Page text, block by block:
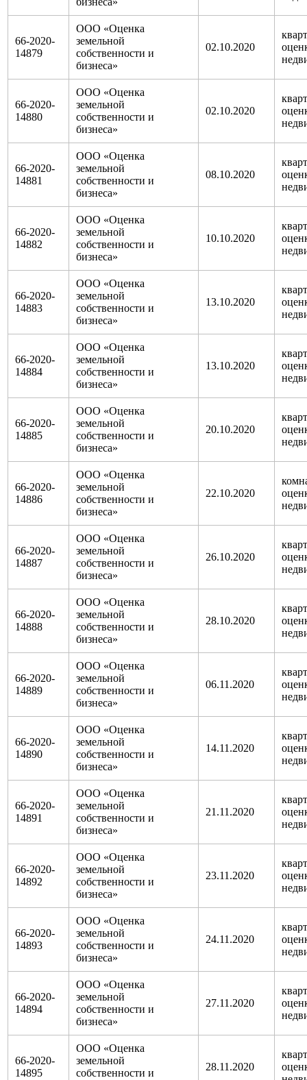
66-2020-
14879
ООО «Оценка
земельной
собственности и
бизнеса»
02.10.2020
66-2020-
14880
ООО «Оценка
земельной
собственности и
бизнеса»
02.10.2020
66-2020-
14881
ООО «Оценка
земельной
собственности и
бизнеса»
08.10.2020
66-2020-
14882
ООО «Оценка
земельной
собственности и
бизнеса»
10.10.2020
66-2020-
14883
ООО «Оценка
земельной
собственности и
бизнеса»
13.10.2020
66-2020-
14884
ООО «Оценка
земельной
собственности и
бизнеса»
13.10.2020
66-2020-
14885
ООО «Оценка
земельной
собственности и
бизнеса»
20.10.2020
66-2020-
14886
ООО «Оценка
земельной
собственности и
бизнеса»
22.10.2020
66-2020-
14887
ООО «Оценка
земельной
собственности и
бизнеса»
26.10.2020
66-2020-
14888
ООО «Оценка
земельной
собственности и
бизнеса»
28.10.2020
66-2020-
14889
ООО «Оценка
земельной
собственности и
бизнеса»
06.11.2020
66-2020-
14890
ООО «Оценка
земельной
собственности и
бизнеса»
14.11.2020
66-2020-
14891
ООО «Оценка
земельной
собственности и
бизнеса»
21.11.2020
66-2020-
14892
ООО «Оценка
земельной
собственности и
бизнеса»
23.11.2020
66-2020-
14893
ООО «Оценка
земельной
собственности и
бизнеса»
24.11.2020
66-2020-
14894
ООО «Оценка
земельной
собственности и
бизнеса»
27.11.2020
66-2020-
14895
ООО «Оценка
земельной
собственности и
28.11.2020